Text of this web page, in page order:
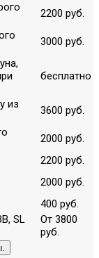
2200 руб.
3000 руб.
бесплатно
из
3600 руб.
2000 руб.
2200 руб.
2000 руб.
400 руб.
SL
От 3800
руб.